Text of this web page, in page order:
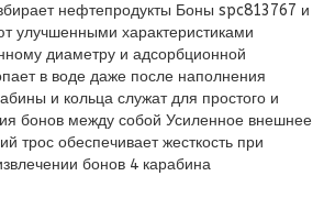
нефтепродукты Боны spc813767 и
улучшенными характеристиками
диаметру и адсорбционной
в воде даже после наполнения
и кольца служат для простого и
бонов между собой Усиленное внешнее
трос обеспечивает жесткость при
бонов 4 карабина